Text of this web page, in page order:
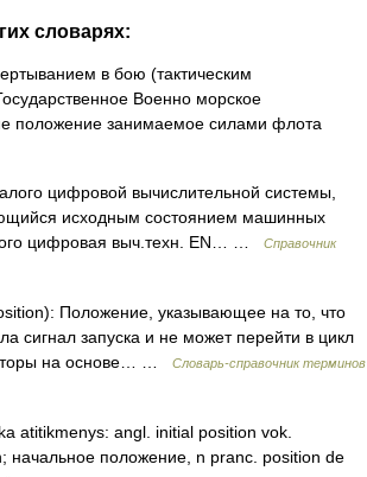
словарях:
в бою (тактическим
Военно морское
положение занимаемое силами флота
цифровой вычислительной системы,
исходным состоянием машинных
цифровая выч.техн. EN… …
Справочник
Положение, указывающее на то, что
сигнал запуска и не может перейти в цикл
на основе… …
Словарь-справочник терминов
atitikmenys: angl. initial position vok.
начальное положение, n pranc. position de